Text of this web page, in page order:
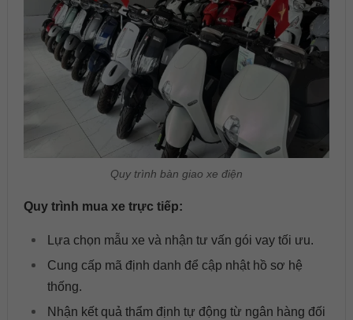
Quy trình bàn giao xe điện
Quy trình mua xe trực tiếp:
Lựa chọn mẫu xe và nhận tư vấn gói vay tối ưu.
Cung cấp mã định danh để cập nhật hồ sơ hệ
thống.
Nhận kết quả thẩm định tự động từ ngân hàng đối